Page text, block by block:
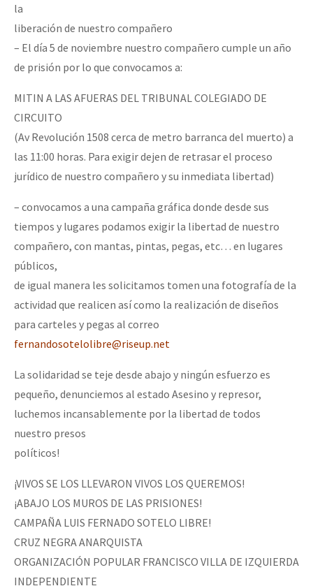
la
liberación de nuestro compañero
– El día 5 de noviembre nuestro compañero cumple un año
de prisión por lo que convocamos a:
MITIN A LAS AFUERAS DEL TRIBUNAL COLEGIADO DE
CIRCUITO
(Av Revolución 1508 cerca de metro barranca del muerto) a
las 11:00 horas. Para exigir dejen de retrasar el proceso
jurídico de nuestro compañero y su inmediata libertad)
– convocamos a una campaña gráfica donde desde sus
tiempos y lugares podamos exigir la libertad de nuestro
compañero, con mantas, pintas, pegas, etc… en lugares
públicos,
de igual manera les solicitamos tomen una fotografía de la
actividad que realicen así como la realización de diseños
para carteles y pegas al correo
fernandosotelolibre@riseup.net
La solidaridad se teje desde abajo y ningún esfuerzo es
pequeño, denunciemos al estado Asesino y represor,
luchemos incansablemente por la libertad de todos
nuestro presos
políticos!
¡VIVOS SE LOS LLEVARON VIVOS LOS QUEREMOS!
¡ABAJO LOS MUROS DE LAS PRISIONES!
CAMPAÑA LUIS FERNADO SOTELO LIBRE!
CRUZ NEGRA ANARQUISTA
ORGANIZACIÓN POPULAR FRANCISCO VILLA DE IZQUIERDA
INDEPENDIENTE